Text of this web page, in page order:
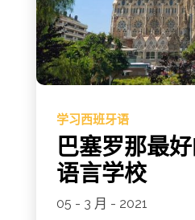
学习西班牙语
巴塞罗那最
语言学校
05 - 3 月 - 2021